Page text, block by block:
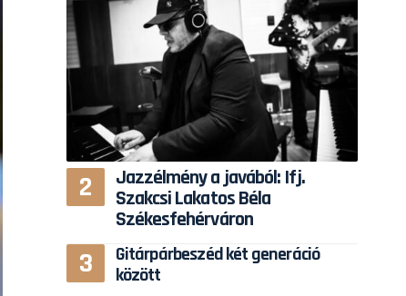
Jazzélmény a javából: Ifj.
Szakcsi Lakatos Béla
Székesfehérváron
Gitárpárbeszéd két generáció
között